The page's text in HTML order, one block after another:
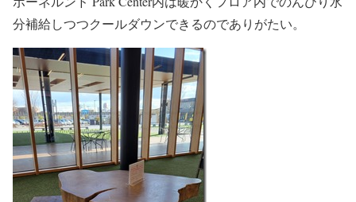
分補給しつつクールダウンできるのでありがたい。